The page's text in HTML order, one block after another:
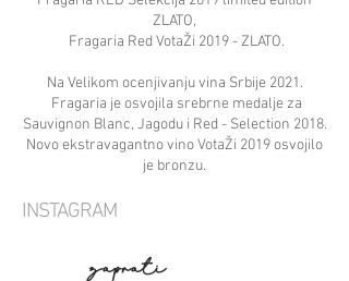
ZLATO,
Fragaria Red VotaŽi 2019 - ZLATO.
Na Velikom ocenjivanju vina Srbije 2021.
Fragaria je osvojila srebrne medalje za
Sauvignon Blanc, Jagodu i Red - Selection 2018.
Novo ekstravagantno vino VotaŽi 2019 osvojilo
je bronzu.
INSTAGRAM
zaprati